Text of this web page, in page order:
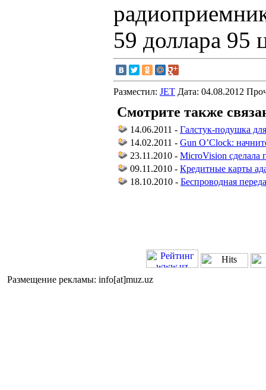
59 доллара 95
Разместил: JET Дата: 04.08.2012
Смотрите также
14.06.2011 - Галстук-подушка
14.02.2011 - Gun O’Clock:
23.11.2010 - MicroVision сделала
09.11.2010 - Кредитные карты
18.10.2010 - Беспроводная
Размещение рекламы: info[at]muz.uz